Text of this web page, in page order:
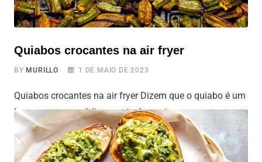
Quiabos crocantes na air fryer
BY MURILLO 1 DE MAIO DE 2023
Quiabos crocantes na air fryer Dizem que o quiabo é um
legume amor ou ódio, mas tenho certeza que com essa
receita você vai se apaixonar! E se você já é fã de
quiabo, então prepare-se para elevá-lo a um outro nível